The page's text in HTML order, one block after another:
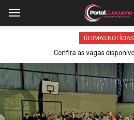
ÚLTIMAS NOTÍCIAS
Confira as vagas